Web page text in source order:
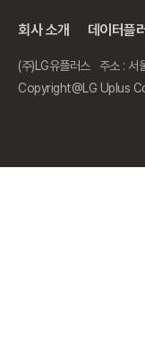
회사 소개 데이터플
(주)LG유플러스 주소 : 서
Copyright@LG Uplus